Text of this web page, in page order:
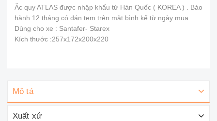
Ắc quy ATLAS được nhập khẩu từ Hàn Quốc ( KOREA ) . Bảo
hành 12 tháng có dán tem trên mặt bình kể từ ngày mua .
Dùng cho xe : Santafer- Starex
Kích thước :257x172x200x220
Mô tả
Xuất xứ